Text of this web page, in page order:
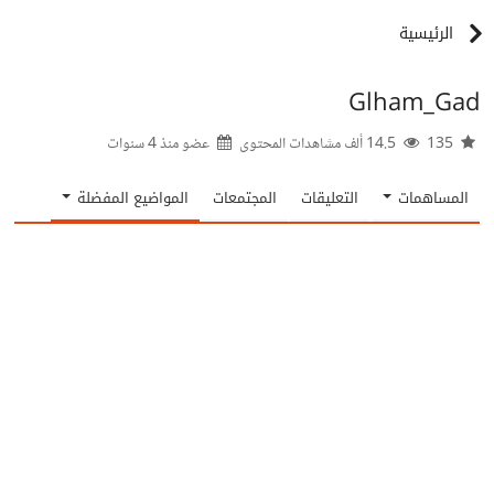
الرئيسية
Glham_Gad
عضو منذ4 سنوات
المساهمات التعليقات المجتمعات المواضيع المفضلة